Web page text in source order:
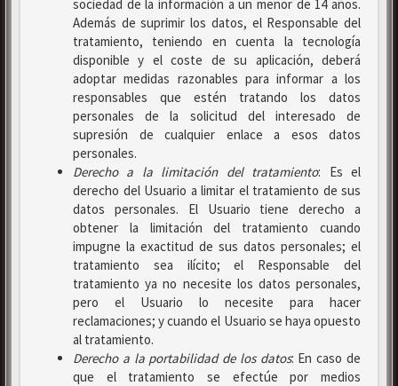
sociedad de la información a un menor de 14 años.
Además de suprimir los datos, el Responsable del
tratamiento, teniendo en cuenta la tecnología
disponible y el coste de su aplicación, deberá
adoptar medidas razonables para informar a los
responsables que estén tratando los datos
personales de la solicitud del interesado de
supresión de cualquier enlace a esos datos
personales.
Derecho a la limitación del tratamiento: Es el
derecho del Usuario a limitar el tratamiento de sus
datos personales. El Usuario tiene derecho a
obtener la limitación del tratamiento cuando
impugne la exactitud de sus datos personales; el
tratamiento sea ilícito; el Responsable del
tratamiento ya no necesite los datos personales,
pero el Usuario lo necesite para hacer
reclamaciones; y cuando el Usuario se haya opuesto
al tratamiento.
Derecho a la portabilidad de los datos: En caso de
que el tratamiento se efectúe por medios